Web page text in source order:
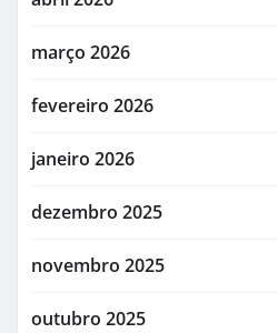
março 2026
fevereiro 2026
janeiro 2026
dezembro 2025
novembro 2025
outubro 2025